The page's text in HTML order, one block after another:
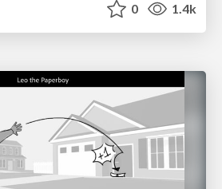
0 1.4k